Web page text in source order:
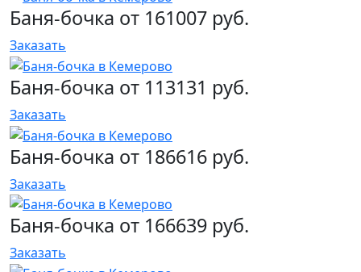
Баня-бочка от 161007 руб.
Заказать
Баня-бочка от 113131 руб.
Заказать
Баня-бочка от 186616 руб.
Заказать
Баня-бочка от 166639 руб.
Заказать